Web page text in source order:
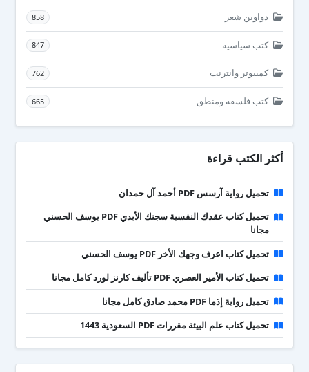
دواوين شعر 858
كتب سياسية 847
كمبيوتر وانترنت 762
كتب فلسفة ومنطق 665
أكثر الكتب قراءة
تحميل رواية آرسس PDF أحمد آل حمدان
تحميل كتاب عقدك النفسية سجنك الأبدي PDF يوسف الحسني
مجانا
تحميل كتاب اعرف وجهك الأخر PDF يوسف الحسني
تحميل كتاب الأمير العصري PDF تأليف كارنز لورد كامل مجانا
تحميل رواية إذما PDF محمد صادق كامل مجانا
تحميل كتاب علم البيئة مقررات PDF السعودية 1443